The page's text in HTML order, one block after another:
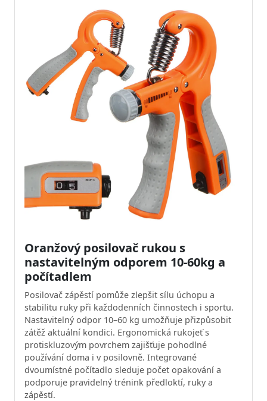
Oranžový posilovač rukou s
nastavitelným odporem 10-60kg a
počítadlem
Posilovač zápěstí pomůže zlepšit sílu úchopu a
stabilitu ruky při každodenních činnostech i sportu.
Nastavitelný odpor 10–60 kg umožňuje přizpůsobit
zátěž aktuální kondici. Ergonomická rukojeť s
protiskluzovým povrchem zajišťuje pohodlné
používání doma i v posilovně. Integrované
dvoumístné počítadlo sleduje počet opakování a
podporuje pravidelný trénink předloktí, ruky a
zápěstí.